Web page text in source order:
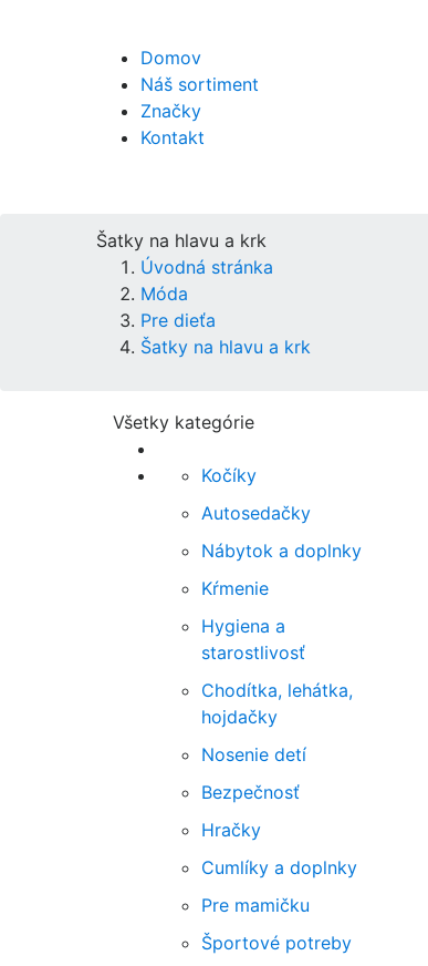
Domov
Náš sortiment
Značky
Kontakt
Šatky na hlavu a krk
Úvodná stránka
Móda
Pre dieťa
Šatky na hlavu a krk
Všetky kategórie
Kočíky
Autosedačky
Nábytok a doplnky
Kŕmenie
Hygiena a
starostlivosť
Chodítka, lehátka,
hojdačky
Nosenie detí
Bezpečnosť
Hračky
Cumlíky a doplnky
Pre mamičku
Športové potreby